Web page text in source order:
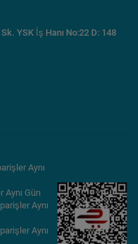
YSK İş Hanı No:22 D: 148
Aynı
Aynı Gün
Aynı
Aynı